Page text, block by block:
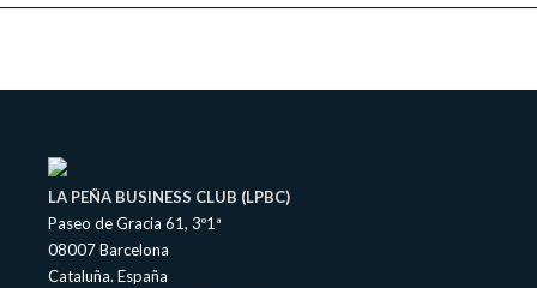
LA PEÑA BUSINESS CLUB (LPBC)
Paseo de Gracia 61, 3º1ª
08007 Barcelona
Cataluña. España